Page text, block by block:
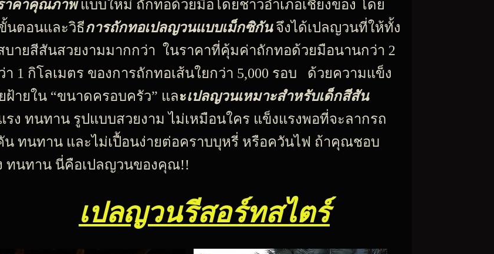
าคาคุณภาพแบบใหม่ ถักทอด้วยมือโดยชาวอำเภอเชียงของ โดย
นตอนและวิธีการถักทอเปลญวนแบบเม็กซิกันจึงได้เปลญวนที่ให้ทั้ง
บายสีสันสวยงามมากกว่า ในราคาที่คุ้มค่าถักทอด้วยมือนานกว่า 2
า 1 กิโลเมตร ของการถักทอเส้นใยกว่า 5,000 รอบ ด้วยความแข็ง
ฝ้ายใน “ขนาดครอบครัว” และเปลญวนเหมาะสำหรับเด็กสีสัน
ง ทนทาน รูปแบบสวยงาม ไม่เหมือนใคร แข็งแรงพอที่จะลากรถ
น ทนทาน และไม่เปื้อนง่ายต่อคราบบุหรี่ หรือควันไฟ ถ้าคุณชอบ
ทนทาน นี่คือเปลญวนของคุณ!!
เปลญวนรีสอร์ทสไตร์